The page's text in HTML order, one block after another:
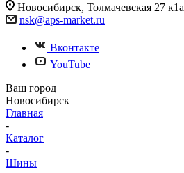
Новосибирск, Толмачевская 27 к1а
nsk@aps-market.ru
Вконтакте
YouTube
Ваш город
Новосибирск
Главная
-
Каталог
-
Шины